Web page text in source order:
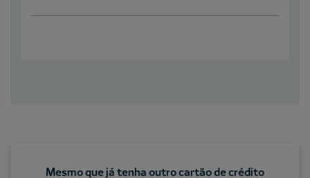
Mesmo que já tenha outro cartão de crédito